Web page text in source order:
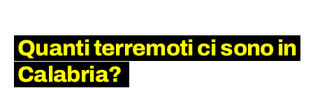
Quanti terremoti ci sono in
Calabria?